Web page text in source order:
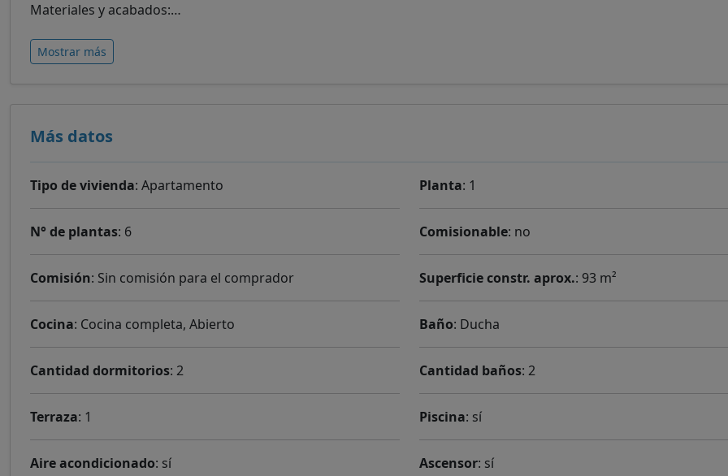
Materiales y acabados:…
Mostrar más
Más datos
Tipo de vivienda: Apartamento Planta: 1
N° de plantas: 6 Comisionable: no
Comisión: Sin comisión para el comprador Superficie constr. aprox.: 93 m²
Cocina: Cocina completa, Abierto Baño: Ducha
Cantidad dormitorios: 2 Cantidad baños: 2
Terraza: 1 Piscina: sí
Aire acondicionado: sí Ascensor: sí